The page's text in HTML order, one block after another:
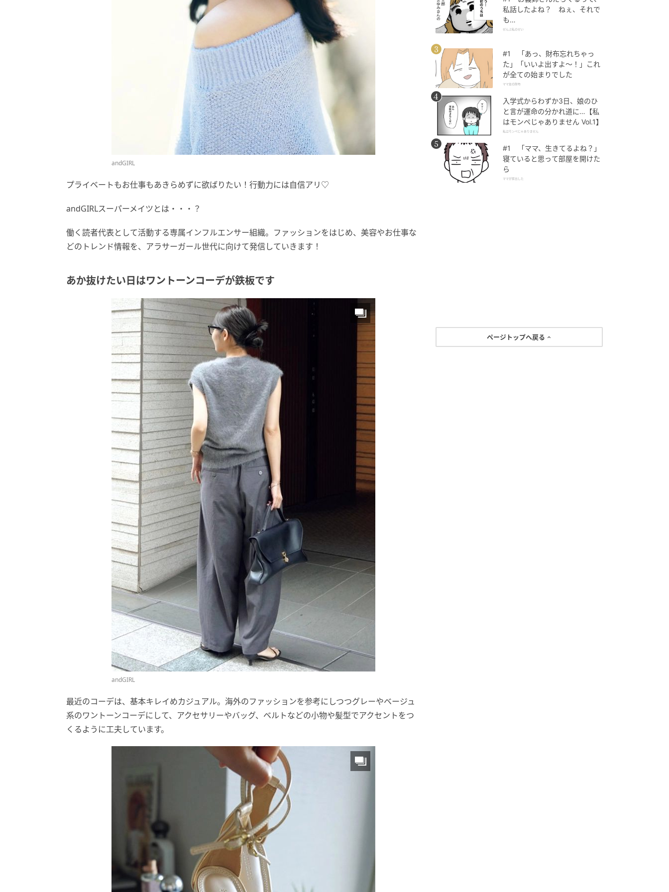
andGIRL
プライベートもお仕事もあきらめずに欲ばりたい！行動力には自信アリ♡
andGIRLスーパーメイツとは・・・？
働く読者代表として活動する専属インフルエンサー組織。ファッションをはじめ、美容やお仕事な
どのトレンド情報を、アラサーガール世代に向けて発信していきます！
あか抜けたい日はワントーンコーデが鉄板です
andGIRL
最近のコーデは、基本キレイめカジュアル。海外のファッションを参考にしつつグレーやベージュ
系のワントーンコーデにして、アクセサリーやバッグ、ベルトなどの小物や髪型でアクセントをつ
くるように工夫しています。
私話したよね？ ねぇ、それで
も…
ぜんぶ私のせい
#1 「あっ、財布忘れちゃっ
た」「いいよ出すよ〜！」これ
が全ての始まりでした
ママ友の財布
入学式からわずか3日、娘のひ
と言が運命の分かれ道に…【私
はモンペじゃありません Vol.1】
私はモンペじゃありません
#1 「ママ、生きてるよね？」
寝ていると思って部屋を開けた
ら
ママが家出した
ページトップへ戻る